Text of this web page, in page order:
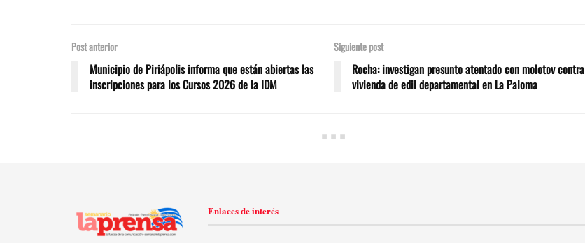
Post anterior
Municipio de Piriápolis informa que están abiertas las
inscripciones para los Cursos 2026 de la IDM
Siguiente post
Rocha: investigan presunto atentado con molotov contra
vivienda de edil departamental en La Paloma
Enlaces de interés